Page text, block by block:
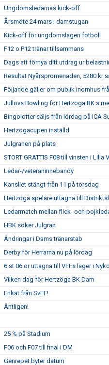
Ungdomsledarnas kick-off
Årsmöte 24 mars i damstugan
Kick-off för ungdomslagen fotboll
F12 o P12 tränar tillsammans
Dags att förnya ditt utdrag ur
Resultat Nyårspromenaden, 5280 kr
Följande gäller om publik inomhus
Jullovs Bowling för Hertzöga BK:s
Bingolotter säljs från lördag på ICA
Hertzögacupen inställd
Julgranen på plats
STORT GRATTIS F08 till vinsten i Lilla
Ledar-/veteraninnebandy
Kansliet stängt från 11 på torsdag
Hertzöga spelare uttagna till
Ledarmatch mellan flick- och
HBK söker Julgran
Ändringar i Dams tränarstab
Derby för Herrarna nu på lördag
6 st 06:or uttagna till VFFs läger i
Vilken dag för Hertzöga BK Dam
Enkät från SvFF!
Äntligen!
25 % på Stadium
F06 och F07 till final i DM
Genrepet byter datum